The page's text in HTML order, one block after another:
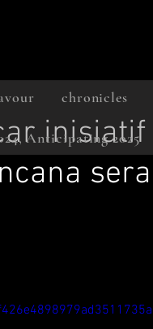
inisiatif
chronicles
Anticipating 2025